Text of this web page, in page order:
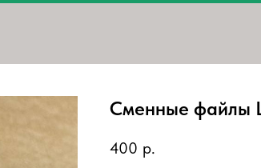
Сменные файлы
400 р.